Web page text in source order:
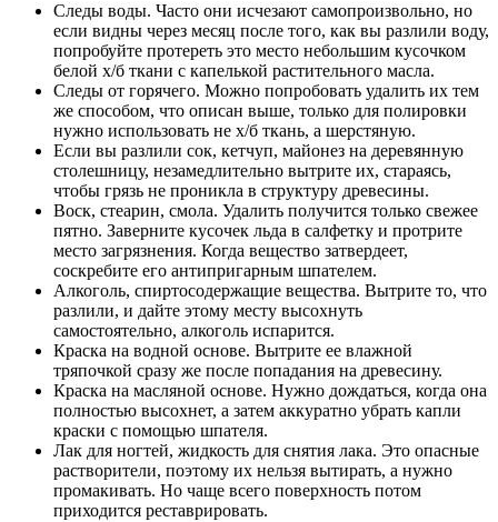
Следы воды. Часто они исчезают самопроизвольно, но
если видны через месяц после того, как вы разлили воду,
попробуйте протереть это место небольшим кусочком
белой х/б ткани с капелькой растительного масла.
Следы от горячего. Можно попробовать удалить их тем
же способом, что описан выше, только для полировки
нужно использовать не х/б ткань, а шерстяную.
Если вы разлили сок, кетчуп, майонез на деревянную
столешницу, незамедлительно вытрите их, стараясь,
чтобы грязь не проникла в структуру древесины.
Воск, стеарин, смола. Удалить получится только свежее
пятно. Заверните кусочек льда в салфетку и протрите
место загрязнения. Когда вещество затвердеет,
соскребите его антипригарным шпателем.
Алкоголь, спиртосодержащие вещества. Вытрите то, что
разлили, и дайте этому месту высохнуть
самостоятельно, алкоголь испарится.
Краска на водной основе. Вытрите ее влажной
тряпочкой сразу же после попадания на древесину.
Краска на масляной основе. Нужно дождаться, когда она
полностью высохнет, а затем аккуратно убрать капли
краски с помощью шпателя.
Лак для ногтей, жидкость для снятия лака. Это опасные
растворители, поэтому их нельзя вытирать, а нужно
промакивать. Но чаще всего поверхность потом
приходится реставрировать.